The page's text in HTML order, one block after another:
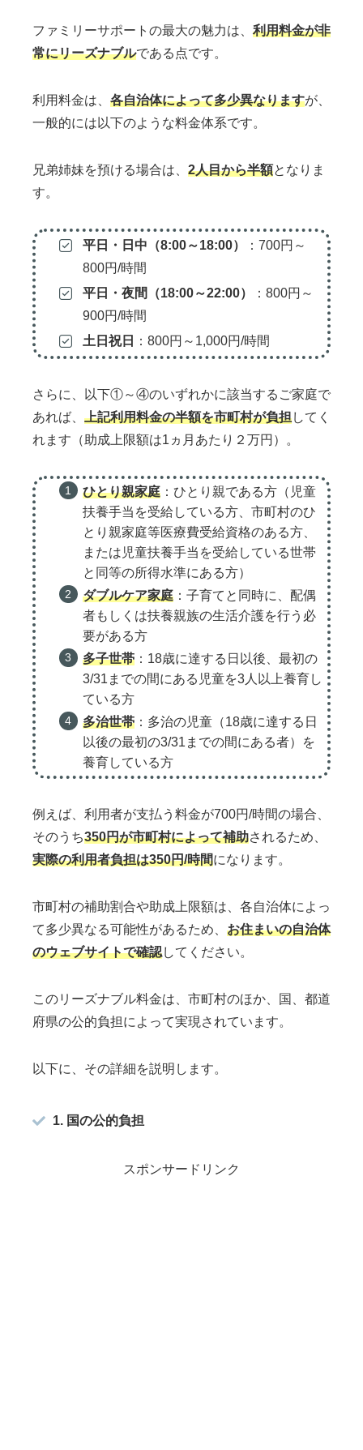
ファミリーサポートの最大の魅力は、 利用料金が非
常にリーズナブルである点です。
利用料金は、 各自治体によって多少異なりますが、
一般的には以下のような料金体系です。
兄弟姉妹を預ける場合は、 2人目から半額となりま
す。
平日・日中（8:00～18:00）
：700円～
800円/時間
平日・夜間（18:00～22:00）
：800円～
900円/時間
土日祝日
：800円～1,000円/時間
さらに、以下①～④のいずれかに該当するご家庭で
あれば、 上記利用料金の半額を市町村が負担してく
れます（助成上限額は1ヵ月あたり２万円）。
ひとり親家庭：ひとり親である方（児童
扶養手当を受給している方、市町村のひ
とり親家庭等医療費受給資格のある方、
または児童扶養手当を受給している世帯
と同等の所得水準にある方）
ダブルケア家庭：子育てと同時に、配偶
者もしくは扶養親族の生活介護を行う必
要がある方
多子世帯：18歳に達する日以後、最初の
3/31までの間にある児童を3人以上養育し
ている方
多治世帯：多治の児童（18歳に達する日
以後の最初の3/31までの間にある者）を
養育している方
例えば、利用者が支払う料金が700円/時間の場合、
そのうち350円が市町村によって補助されるため、
実際の利用者負担は350円/時間になります。
市町村の補助割合や助成上限額は、各自治体によっ
て多少異なる可能性があるため、 お住まいの自治体
のウェブサイトで確認してください。
このリーズナブル料金は、市町村のほか、国、都道
府県の公的負担によって実現されています。
以下に、その詳細を説明します。
1. 国の公的負担
スポンサードリンク